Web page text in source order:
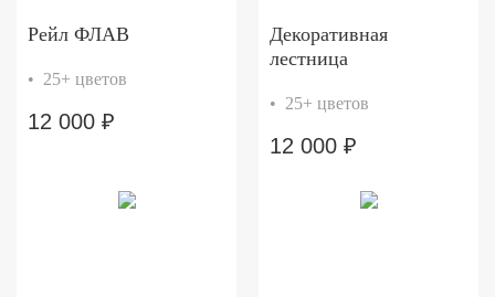
Рейл ФЛАВ
• 25+ цветов
12 000 ₽
Декоративная
лестница
• 25+ цветов
12 000 ₽